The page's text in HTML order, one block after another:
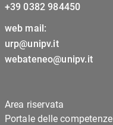
+39 0382 984450
web mail:
urp@unipv.it
webateneo@unipv.it
Area riservata
Portale delle competenze